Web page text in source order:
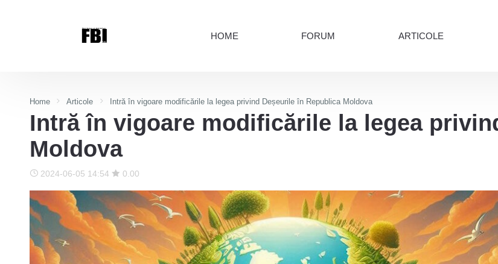
HOME FORUM ARTICOLE
Home Articole Intră în vigoare modificările la legea privind Deșeurile în Republica Moldova
Intră în vigoare modificările la legea
Moldova
2024-06-05 14:54 0.00